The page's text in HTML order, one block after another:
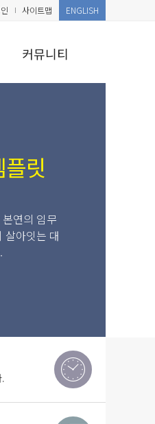
사이트맵 ENGLISH
커뮤니티
릿
연의 임무
살아잇는 대